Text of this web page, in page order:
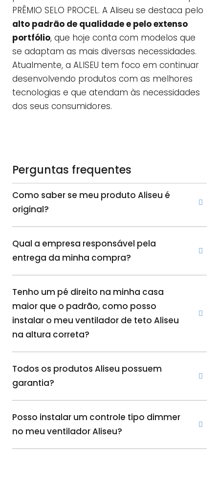
PRÊMIO SELO PROCEL. A Aliseu se destaca pelo
alto padrão de qualidade e pelo extenso
portfólio, que hoje conta com modelos que
se adaptam as mais diversas necessidades.
Atualmente, a ALISEU tem foco em continuar
desenvolvendo produtos com as melhores
tecnologias e que atendam às necessidades
dos seus consumidores.
Perguntas frequentes
Como saber se meu produto Aliseu é
original?
Qual a empresa responsável pela
entrega da minha compra?
Tenho um pé direito na minha casa
maior que o padrão, como posso
instalar o meu ventilador de teto Aliseu
na altura correta?
Todos os produtos Aliseu possuem
garantia?
Posso instalar um controle tipo dimmer
no meu ventilador Aliseu?